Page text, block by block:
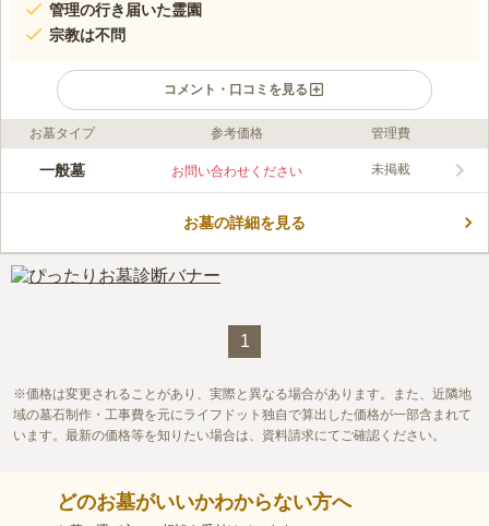
管理の行き届いた霊園
宗教は不問
コメント・口コミを見る
ライフドット編集部のコメント
青葉園は、品のある豊かな緑と広大な敷地が特徴です。安らぎの
て建設され、以来各界の著名人をはじめ、多くの方々に利用され
た植栽が数多くあり、周辺環境と園内デザインがマッチし、自然
の豊かさを感じられます。ツツジやフジなど、季節の移ろいを感
ることができる環境です。 園内には法要施設・多目的ホールが
口コミ評価
とがあまり好きではありません。なので、いったん実家に帰ってきてか
ら、親族みんなで食事をします。料理はほとんどが手料理で、出前や、出
口コミの続きを読む
お墓タイプ 参考価格 管理費
一般墓 お問い合わせください 未掲載
お墓の詳細を見る
1
価格は変更されることがあり、実際と異なる場合があります。また、近隣地
域の墓石制作・工事費を元にライフドット独自で算出した価格が一部含まれて
います。最新の価格等を知りたい場合は、資料請求にてご確認ください。
どのお墓がいいかわからない方へ